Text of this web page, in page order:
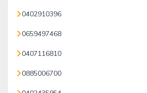
0402910396
0659497468
0407116810
0885006700